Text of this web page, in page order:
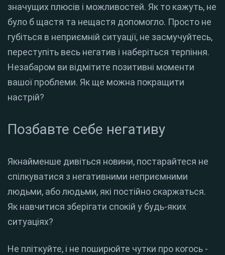
значущих плюсів і можливостей. Як то кажуть, не
було б щастя та нещастя допомогло. Просто не
губіться в неприємній ситуації, не засмучуйтесь,
переступіть весь негатив і наберіться терпіння.
Незабаром ви відмітите позитивні моменти
вашої проблеми. Як ще можна покращити
настрій?
Позбавте себе негативу
Якнайменше дивіться новини, постарайтеся не
спілкуватися з негативними неприємними
людьми, або людьми, які постійно скаржаться.
Як навчитися зберігати спокій у будь-яких
ситуаціях?
Не пліткуйте, і не поширюйте чутки про когось -